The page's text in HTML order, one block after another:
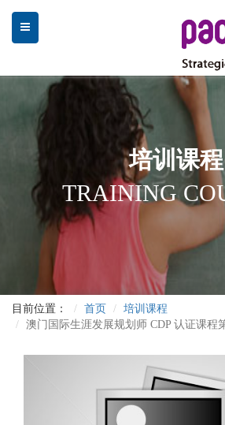
培训课程
TRAINING
目前位置： 首页
培训课程
澳门国际生涯发展规划师 CDP 认证课程